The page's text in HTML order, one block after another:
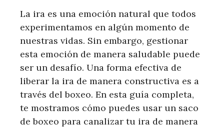
La ira es una emoción natural que todos
experimentamos en algún momento de
nuestras vidas. Sin embargo, gestionar
esta emoción de manera saludable puede
ser un desafío. Una forma efectiva de
liberar la ira de manera constructiva es a
través del boxeo. En esta guía completa,
te mostramos cómo puedes usar un saco
de boxeo para canalizar tu ira de manera